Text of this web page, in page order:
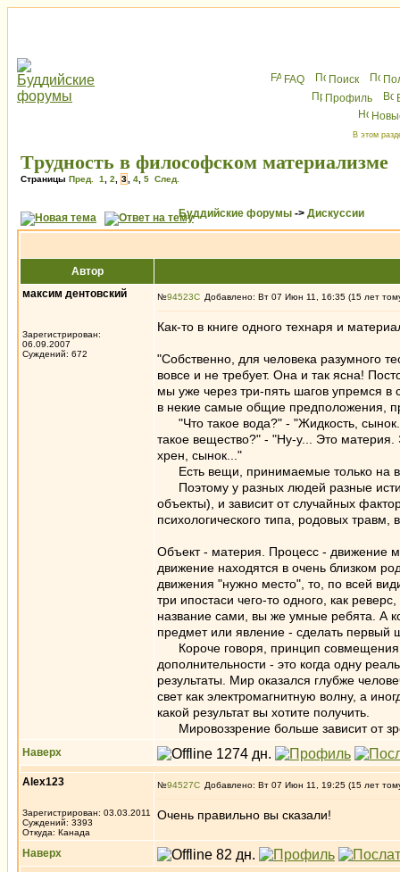
FAQ Поиск
Профиль
В этом
Tрудность в философском материализме
Страницы Пред. 1 2 3 4 5 След.
Буддийские форумы -> Дискуссии
Автор
максим дентовский
Зарегистрирован:
06.09.2007
Суждений: 672
№94523 Добавлено: Вт 07 Июн 11, 16:35 (15 лет
Как-то в книге одного технаря и
"Собственно, для человека разумного
вовсе и не требует. Она и так ясна!
мы уже через три-пять шагов упремся
в некие самые общие предположения,
"Что такое вода?" - "Жидкость,
такое вещество?" - "Ну-у... Это
хрен, сынок..."
Есть вещи, принимаемые только на
Поэтому у разных людей разные
объекты), и зависит от случайных
психологического типа, родовых травм,
Объект - материя. Процесс - движение
движение находятся в очень близком
движения "нужно место", то, по всей
три ипостаси чего-то одного, как
название сами, вы же умные ребята. А
предмет или явление - сделать первый
Короче говоря, принцип совмещения
дополнительности - это когда одну
результаты. Мир оказался глубже
свет как электромагнитную волну, а
какой результат вы хотите получить.
Мировоззрение больше зависит от
Наверх
Alex123
Зарегистрирован: 03.03.2011
Суждений: 3393
Откуда: Канада
№94527 Добавлено: Вт 07 Июн 11, 19:25 (15 лет
Oчень правильно вы сказали!
Наверх